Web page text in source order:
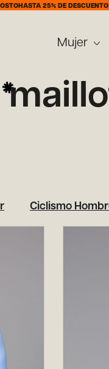
HASTA 25% DE DESCUENTO
Mujer
Ciclismo